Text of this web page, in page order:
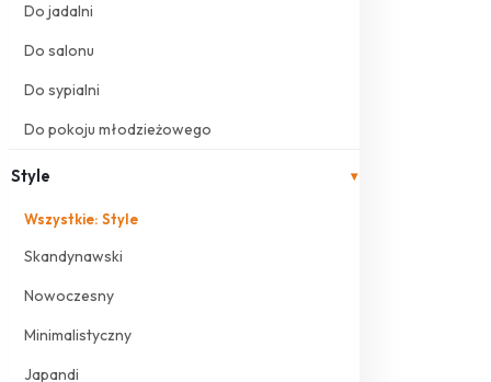
Do jadalni
Do salonu
Do sypialni
Do pokoju młodzieżowego
Style ▾
Wszystkie: Style
Skandynawski
Nowoczesny
Minimalistyczny
Japandi